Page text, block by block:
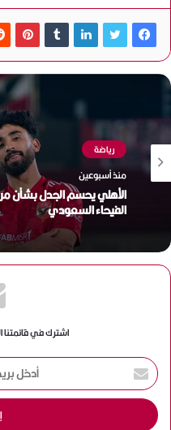
رياضة
منذ أسبوعين
الأهلي يحسم الجدل بشأن
الفيحاء السعودي
اشترك في قائمتنا
أ
د
خ
ل